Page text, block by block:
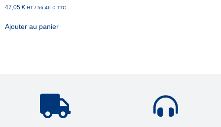
47,05 € HT / 56,46 € TTC
Ajouter au panier